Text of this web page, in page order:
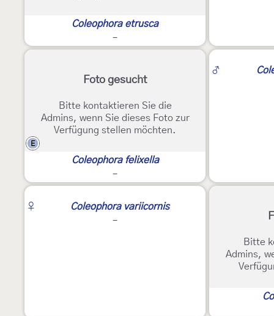
Coleophora etrusca
-
Foto gesucht
Bitte kontaktieren Sie die
Admins, wenn Sie dieses Foto zur
Verfügung stellen möchten.
E
Coleophora felixella
-
♂
♀
Coleophora variicornis
-
Bitte
Admins,